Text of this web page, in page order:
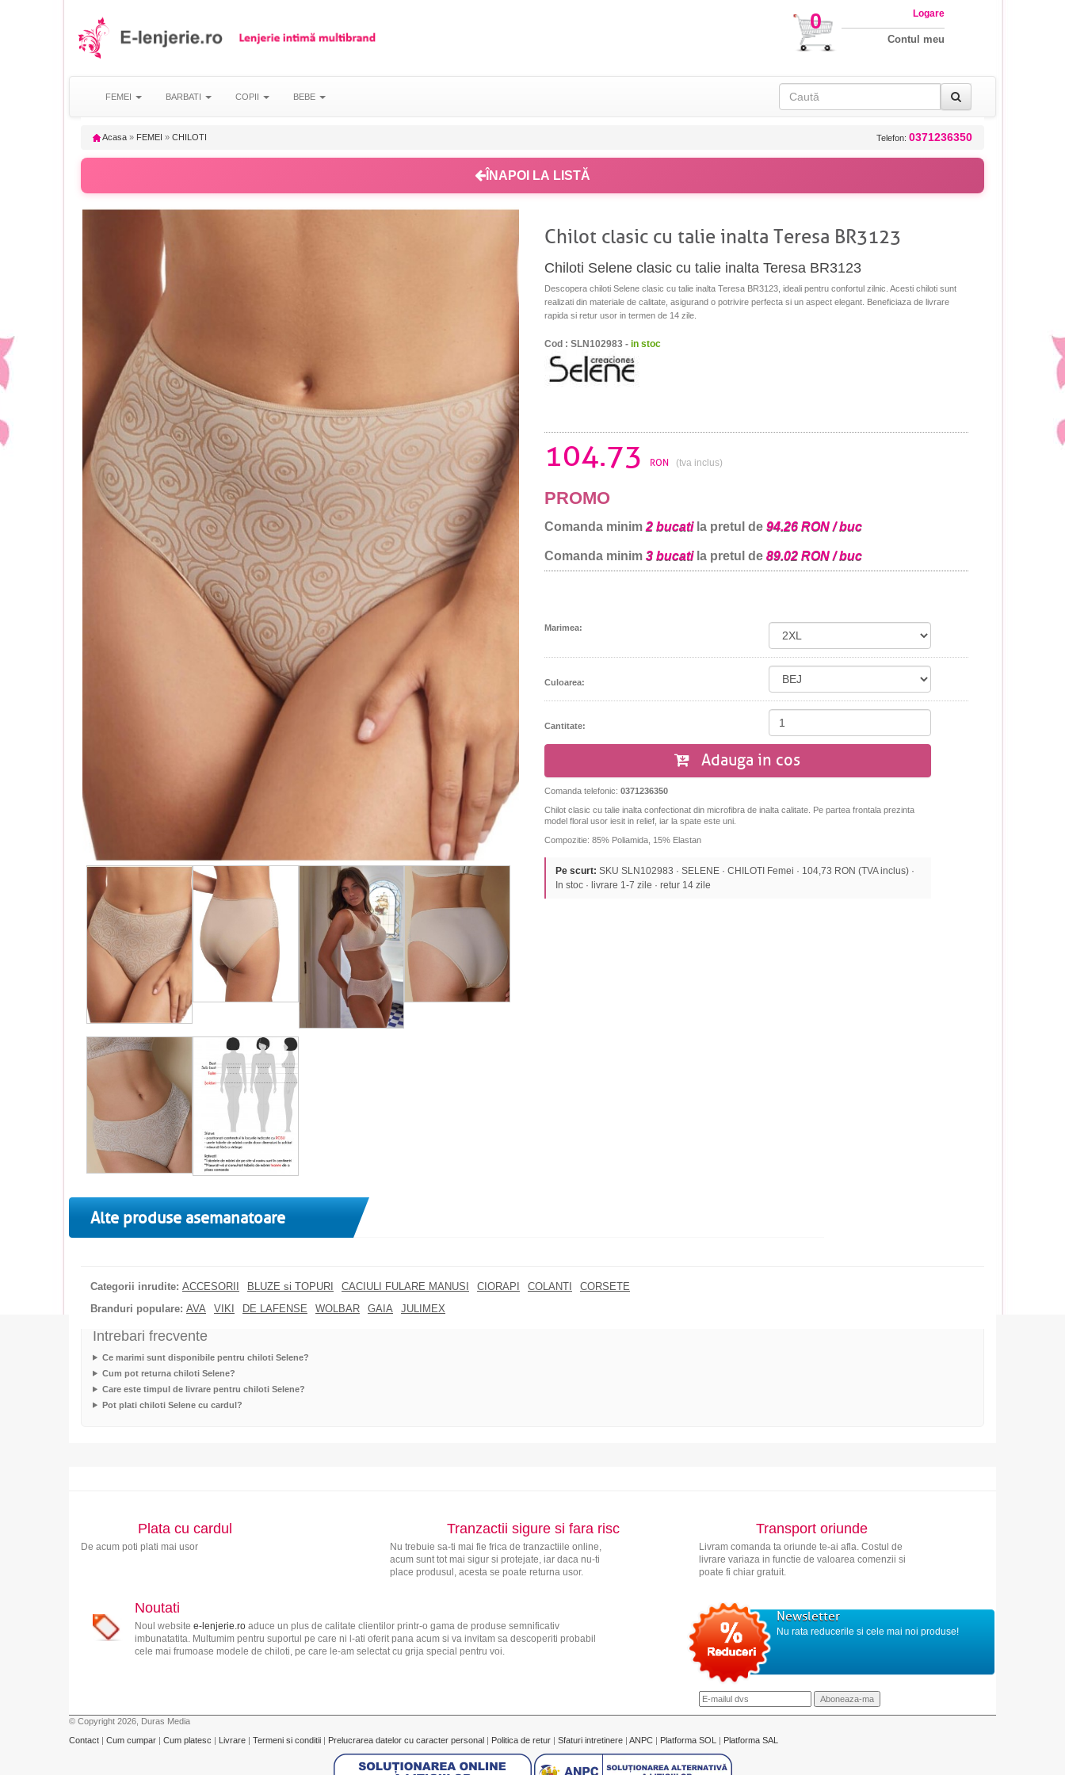
0 Logare
Contul meu
FEMEI BARBATI COPII BEBE
Acasa » FEMEI » CHILOTI Telefon: 0371236350
ÎNAPOI LA LISTĂ
Chilot clasic cu talie inalta Teresa BR3123
Chiloti Selene clasic cu talie inalta Teresa BR3123
Descopera chiloti Selene clasic cu talie inalta Teresa BR3123, ideali pentru confortul zilnic. Acesti chiloti sunt
realizati din materiale de calitate, asigurand o potrivire perfecta si un aspect elegant. Beneficiaza de livrare
rapida si retur usor in termen de 14 zile.
Cod : SLN102983 - in stoc
104.73 RON (tva inclus)
PROMO
Comanda minim 2 bucatila pretul de 94.26 RON / buc
Comanda minim 3 bucatila pretul de 89.02 RON / buc
Marimea:
Culoarea:
Cantitate:
Adauga in cos
Comanda telefonic: 0371236350
Chilot clasic cu talie inalta confectionat din microfibra de inalta calitate. Pe partea frontala prezinta
model floral usor iesit in relief, iar la spate este uni.
Compozitie: 85% Poliamida, 15% Elastan
Pe scurt: SKU SLN102983 · SELENE · CHILOTI Femei · 104,73 RON (TVA inclus) ·
In stoc · livrare 1-7 zile · retur 14 zile
Alte produse asemanatoare
Categorii inrudite: ACCESORII BLUZE si TOPURI CACIULI FULARE MANUSI CIORAPI COLANTI
CORSETE
Branduri populare: AVA VIKI DE LAFENSE WOLBAR GAIA JULIMEX
Intrebari frecvente
Ce marimi sunt disponibile pentru chiloti Selene?
Cum pot returna chiloti Selene?
Care este timpul de livrare pentru chiloti Selene?
Pot plati chiloti Selene cu cardul?
Plata cu cardul
De acum poti plati mai usor
Tranzactii sigure si fara risc
Nu trebuie sa-ti mai fie frica de tranzactiile online,
acum sunt tot mai sigur si protejate, iar daca nu-ti
place produsul, acesta se poate returna usor.
Transport oriunde
Livram comanda ta oriunde te-ai afla. Costul de
livrare variaza in functie de valoarea comenzii si
poate fi chiar gratuit.
Noutati
Noul website e-lenjerie.roaduce un plus de calitate clientilor printr-o gama de produse semnificativ
imbunatatita. Multumim pentru suportul pe care ni l-ati oferit pana acum si va invitam sa descoperiti probabil
cele mai frumoase modele de chiloti, pe care le-am selectat cu grija special pentru voi.
Newsletter
Nu rata reducerile si cele mai noi produse!
© Copyright 2026, Duras Media
Contact | Cum cumpar | Cum platesc | Livrare | Termeni si conditii | Prelucrarea datelor cu caracter personal | Politica de retur | Sfaturi intretinere | ANPC | Platforma SOL | Platforma SAL